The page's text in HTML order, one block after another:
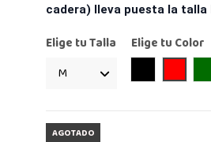
cadera) lleva puesta la talla
Elige tu Talla
Elige tu Color
AGOTADO